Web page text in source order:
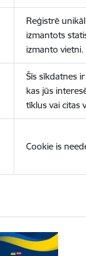
Reģistrē
izmantots
izmanto vietni.
Šīs sīkdatnes
kas jūs
tīklus vai citas
Cookie is